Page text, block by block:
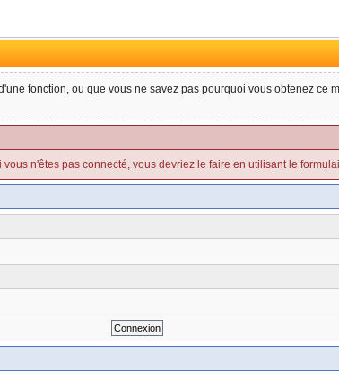
fonction, ou que vous ne savez pas pourquoi vous obtenez ce
n'êtes pas connecté, vous devriez le faire en utilisant le